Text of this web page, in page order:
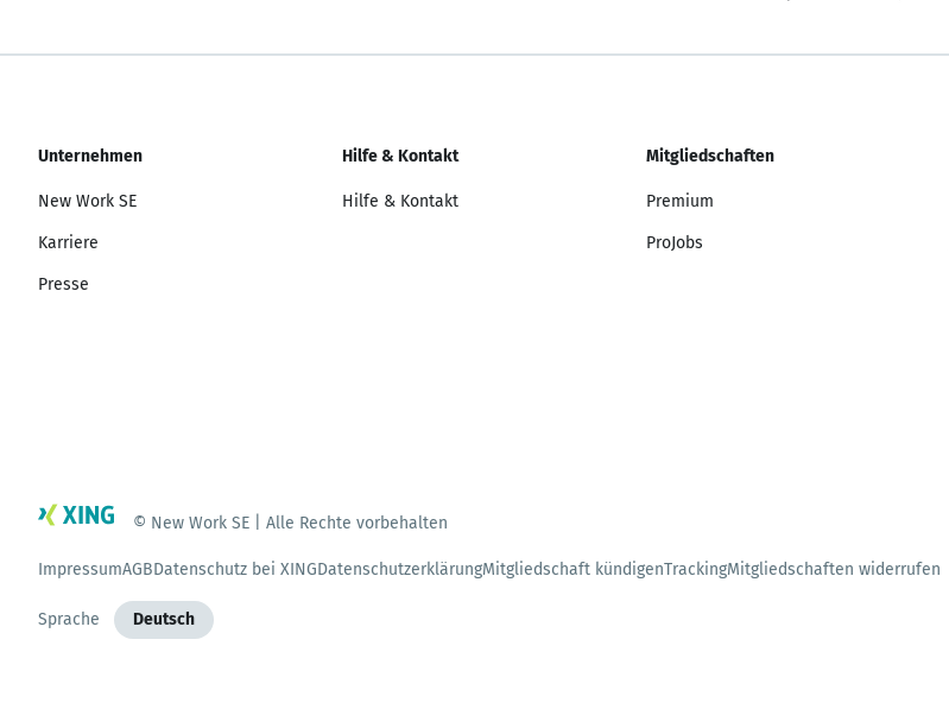
Unternehmen
New Work SE
Karriere
Presse
Hilfe & Kontakt
Hilfe & Kontakt
Mitgliedschaften
Premium
ProJobs
© New Work SE | Alle Rechte vorbehalten
ImpressumAGBDatenschutz bei XINGDatenschutzerklärungMitgliedschaft kündigenTrackingMitgliedschaften widerrufen
Sprache Deutsch